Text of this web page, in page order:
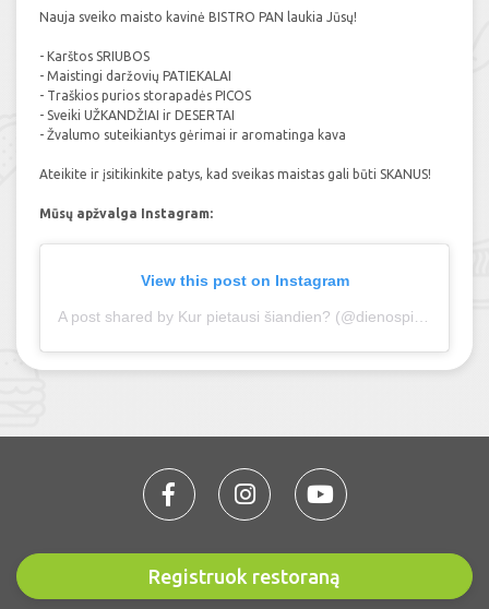
Nauja sveiko maisto kavinė BISTRO PAN laukia Jūsų!
- Karštos SRIUBOS
- Maistingi daržovių PATIEKALAI
- Traškios purios storapadės PICOS
- Sveiki UŽKANDŽIAI ir DESERTAI
- Žvalumo suteikiantys gėrimai ir aromatinga kava
Ateikite ir įsitikinkite patys, kad sveikas maistas gali būti SKANUS!
Mūsų apžvalga Instagram:
View this post on Instagram
Registruok restoraną